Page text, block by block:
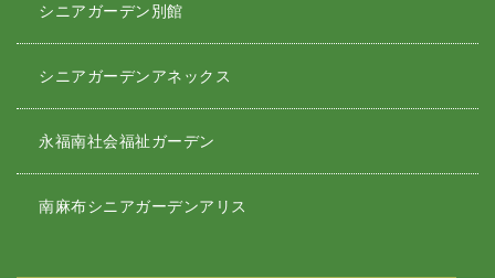
シニアガーデン別館
シニアガーデンアネックス
永福南社会福祉ガーデン
南麻布シニアガーデンアリス